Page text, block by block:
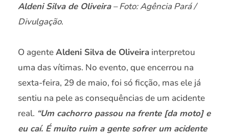
Aldeni Silva de Oliveira– Foto: Agência Pará /
Divulgação.
O agenteAldeni Silva de Oliveira interpretou
uma das vítimas. No evento, que encerrou na
sexta-feira, 29 de maio, foi só ficção, mas ele já
sentiu na pele as consequências de um acidente
real. “Um cachorro passou na frente [da moto] e
eu caí. É muito ruim a gente sofrer um acidente